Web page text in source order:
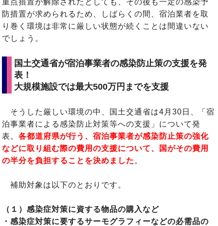
防措置が求められるため、しばらくの間、宿泊業者を取
り巻く環境は非常に厳しい状態が続くことは間違いない
でしょう。
国土交通省が宿泊事業者の感染防止策の支援を発
表！
大規模施設では最大500万円までを支援
そうした厳しい環境の中、国土交通省は4月30日、「宿
泊事業者による感染防止対策等への支援」について発
表。各都道府県が行う、宿泊事業者が感染防止策の強化
などに取り組む際の費用の支援について、国がその費用
の半分を負担することを決めました 。
補助対象は以下のとおりです。
（１）感染症対策に資する物品の購入など
・感染症対策に要するサーモグラフィーなどの必需品の